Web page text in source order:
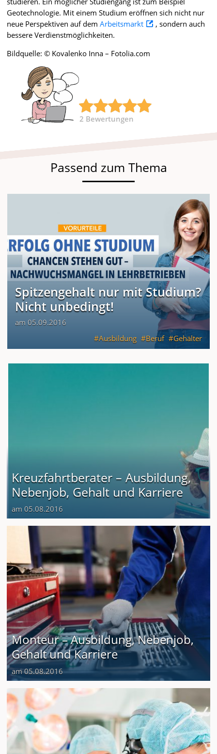
Geotechnologie. Mit einem Studium eröffnen sich nicht nur
neue Perspektiven auf dem Arbeitsmarkt
, sondern auch
bessere Verdienstmöglichkeiten.
Bildquelle: © Kovalenko Inna – Fotolia.com
2 Bewertungen
Passend zum Thema
Spitzengehalt nur mit Studium?
Nicht unbedingt!
am 05.09.2016
Ausbildung
Beruf Gehälter
Kreuzfahrtberater – Ausbildung,
Nebenjob, Gehalt und Karriere
am 05.08.2016
Monteur – Ausbildung, Nebenjob,
Gehalt und Karriere
am 05.08.2016